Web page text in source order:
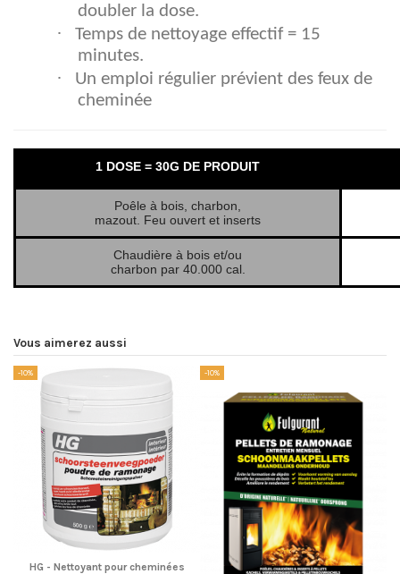
doubler la dose.
·
Temps de nettoyage effectif = 15
minutes.
·
Un emploi régulier prévient des feux de
cheminée
1 DOSE = 30G DE PRODUIT
Poêle à bois, charbon,
mazout. Feu ouvert et inserts
Chaudière à bois et/ou
charbon par 40.000 cal.
Vous aimerez aussi
-10%
HG - Nettoyant pour cheminées
-10%